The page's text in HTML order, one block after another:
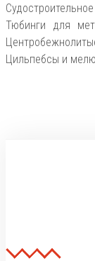
Тюбинги для
Цильпебсы и